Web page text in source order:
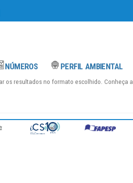
os resultados no formato escolhido. Conheça a